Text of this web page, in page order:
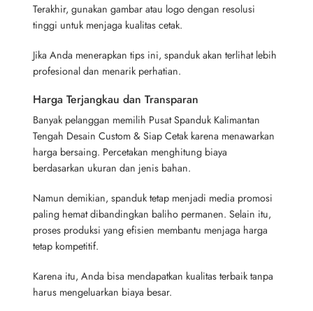
Terakhir, gunakan gambar atau logo dengan resolusi
tinggi untuk menjaga kualitas cetak.
Jika Anda menerapkan tips ini, spanduk akan terlihat lebih
profesional dan menarik perhatian.
Harga Terjangkau dan Transparan
Banyak pelanggan memilih Pusat Spanduk Kalimantan
Tengah Desain Custom & Siap Cetak karena menawarkan
harga bersaing. Percetakan menghitung biaya
berdasarkan ukuran dan jenis bahan.
Namun demikian, spanduk tetap menjadi media promosi
paling hemat dibandingkan baliho permanen. Selain itu,
proses produksi yang efisien membantu menjaga harga
tetap kompetitif.
Karena itu, Anda bisa mendapatkan kualitas terbaik tanpa
harus mengeluarkan biaya besar.